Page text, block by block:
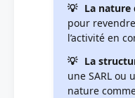
La nature
pour
l’activité en
La
une SARL ou
nature